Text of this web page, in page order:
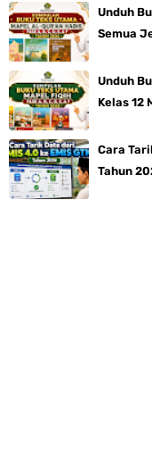
Unduh
Semua
Unduh
Kelas 12
Cara
Tahun